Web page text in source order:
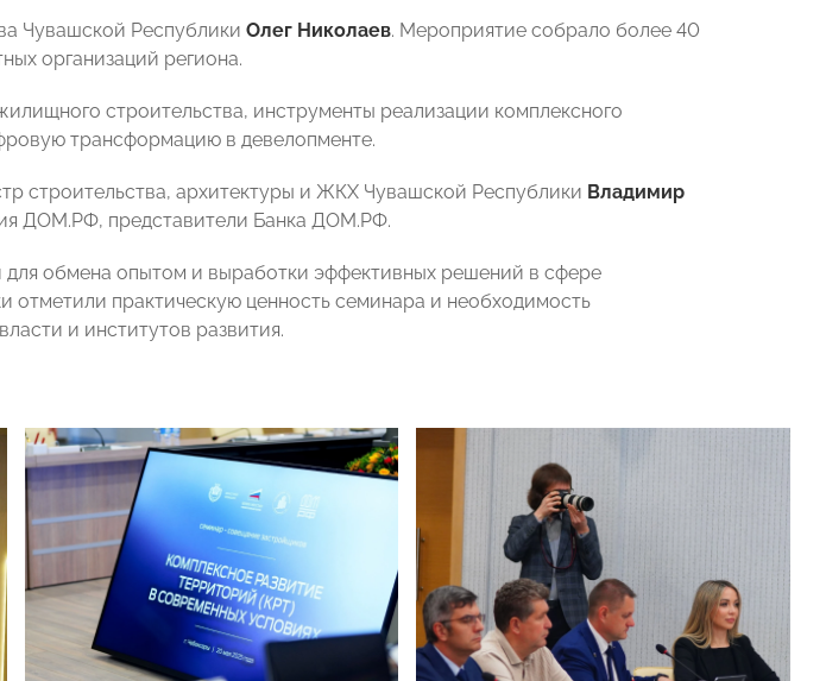
Чувашской Республики Олег Николаев. Мероприятие собрало более 40
организаций региона.
строительства, инструменты реализации комплексного
трансформацию в девелопменте.
строительства, архитектуры и ЖКХ Чувашской Республики Владимир
ДОМ.РФ, представители Банка ДОМ.РФ.
обмена опытом и выработки эффективных решений в сфере
отметили практическую ценность семинара и необходимость
и институтов развития.